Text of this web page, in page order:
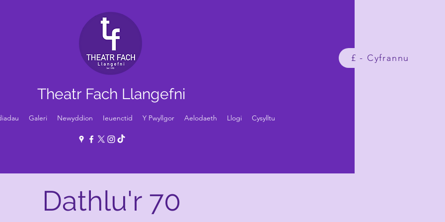
£ - Cyfrannu
Theatr Fach Llangefni
Galeri Newyddion Ieuenctid Y Pwyllgor Aelodaeth Llogi Cysylltu
Dathlu'r 70